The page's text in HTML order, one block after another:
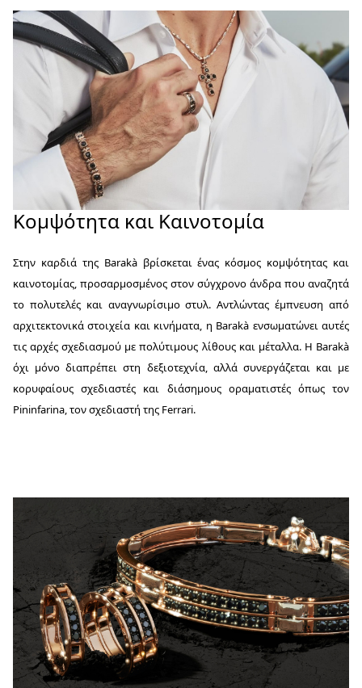
Κομψότητα και Καινοτομία
Στην καρδιά της Barakà βρίσκεται ένας κόσμος κομψότητας και
καινοτομίας, προσαρμοσμένος στον σύγχρονο άνδρα που αναζητά
το πολυτελές και αναγνωρίσιμο στυλ. Αντλώντας έμπνευση από
αρχιτεκτονικά στοιχεία και κινήματα, η Barakà ενσωματώνει αυτές
τις αρχές σχεδιασμού με πολύτιμους λίθους και μέταλλα. Η Barakà
όχι μόνο διαπρέπει στη δεξιοτεχνία, αλλά συνεργάζεται και με
κορυφαίους σχεδιαστές και διάσημους οραματιστές όπως τον
Pininfarina, τον σχεδιαστή της Ferrari.